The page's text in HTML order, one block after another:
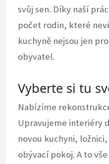
svůj sen. Díky naší
počet rodin, které
kuchyně nejsou jen
obyvatel.
Vyberte si tu
Nabízíme
Upravujeme interiéry
novou kuchyni,
obývací pokoj. A to